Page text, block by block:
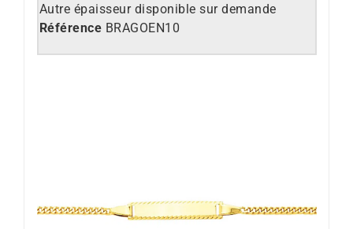
Autre épaisseur disponible sur demande
Référence BRAGOEN10